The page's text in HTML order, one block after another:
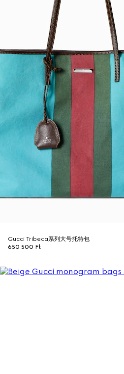
Gucci Tribeca系列大号托特包
650 500 Ft